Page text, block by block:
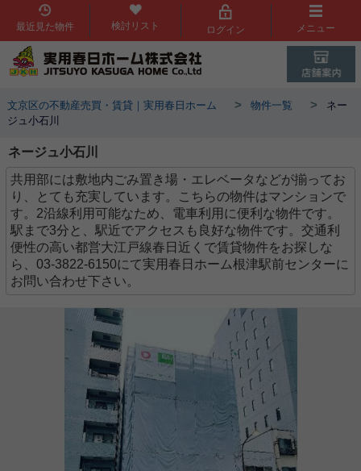
最近見た物件 検討リスト ログイン メニュー
文京区の不動産売買・賃貸｜実用春日ホーム > 物件一覧 >
ネー
ジュ小石川
ネージュ小石川
共用部には敷地内ごみ置き場・エレベータなどが揃ってお
り、とても充実しています。こちらの物件はマンションで
す。2沿線利用可能なため、電車利用に便利な物件です。
駅まで3分と、駅近でアクセスも良好な物件です。交通利
便性の高い都営大江戸線春日近くで賃貸物件をお探しな
ら、03-3822-6150にて実用春日ホーム根津駅前センターに
お問い合わせ下さい。